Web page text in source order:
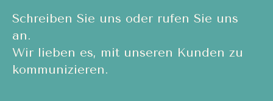
Schreiben Sie uns oder rufen Sie uns
an.
Wir lieben es, mit unseren Kunden zu
kommunizieren.